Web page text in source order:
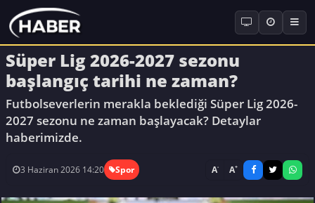
Süper Lig 2026-2027 sezonu
başlangıç tarihi ne zaman?
Futbolseverlerin merakla beklediği Süper Lig 2026-
2027 sezonu ne zaman başlayacak? Detaylar
haberimizde.
3 Haziran 2026 14:20 Spor A- A+